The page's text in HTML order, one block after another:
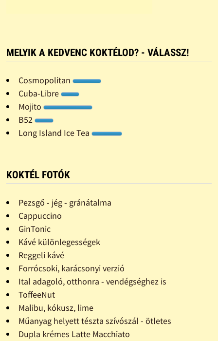
MELYIK A KEDVENC KOKTÉLOD? - VÁLASSZ!
Cosmopolitan
Cuba-Libre
Mojito
B52
Long Island Ice Tea
KOKTÉL FOTÓK
Pezsgő - jég - gránátalma
Cappuccino
GinTonic
Kávé különlegességek
Reggeli kávé
Forrócsoki, karácsonyi verzió
Ital adagoló, otthonra - vendégséghez is
ToffeeNut
Malibu, kókusz, lime
Műanyag helyett tészta szívószál - ötletes
Dupla krémes Latte Macchiato